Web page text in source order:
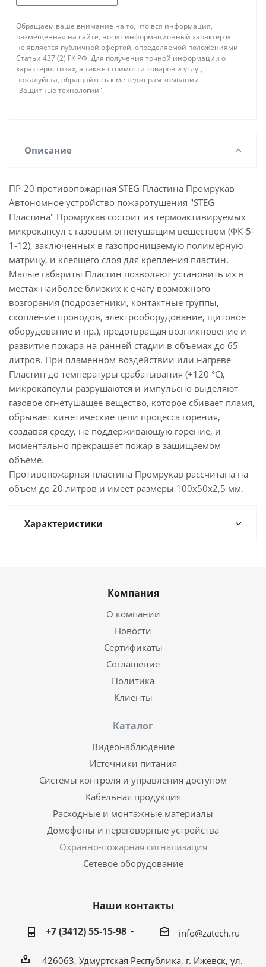
Обращаем ваше внимание на то, что вся информация,
размещенная на сайте, носит информационный характер и
не является публичной офертой, определяемой положениями
Статьи 437 (2) ГК РФ. Для получения точной информации о
характеристиках, а также стоимости товаров и услуг,
пожалуйста, обращайтесь к менеджерам компании
"Защитные технологии".
Описание
ПР-20 противопожарная STEG Пластина Промрукав
Автономное устройство пожаротушения "STEG
Пластина" Промрукав состоит из термоактивируемых
микрокапсул с газовым огнетушащим веществом (ФК-5-
1-12), заключенных в газопроницаемую полимерную
матрицу, и клеящего слоя для крепления пластин.
Малые габариты Пластин позволяют установить их в
местах наиболее близких к очагу возможного
возгорания (подрозетники, контактные группы,
скопление проводов, электрооборудование, щитовое
оборудование и пр.), предотвращая возникновение и
развитие пожара на ранней стадии в объемах до 65
литров. При пламенном воздействии или нагреве
Пластин до температуры срабатывания (+120 °C),
микрокапсулы разрушаются и импульсно выделяют
газовое огнетушащее вещество, которое сбивает пламя,
обрывает кинетические цепи процесса горения,
создавая среду, не поддерживающую горение, и
моментально прекращает пожар в защищаемом
объеме.
Противопожарная пластина Промрукав рассчитана на
объем до 20 литров и имеет размеры 100х50х2,5 мм.
Характеристики
Компания
О компании
Новости
Сертификаты
Соглашение
Политика
Клиенты
Каталог
Видеонаблюдение
Источники питания
Системы контроля и управления доступом
Кабельная продукция
Расходные и монтажные материалы
Домофоны и переговорные устройства
Охранно-пожарная сигнализация
Сетевое оборудование
Наши контакты
+7 (3412) 55-15-98
info@zatech.ru
426063, Удмуртская Республика, г. Ижевск, ул.